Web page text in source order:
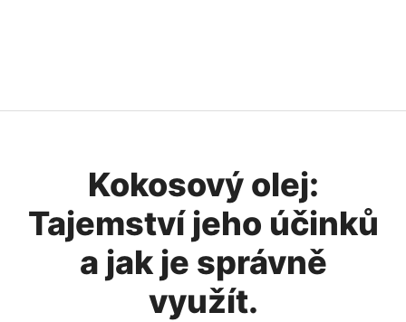
Kokosový olej:
Tajemství jeho účinků
a jak je správně
využít.